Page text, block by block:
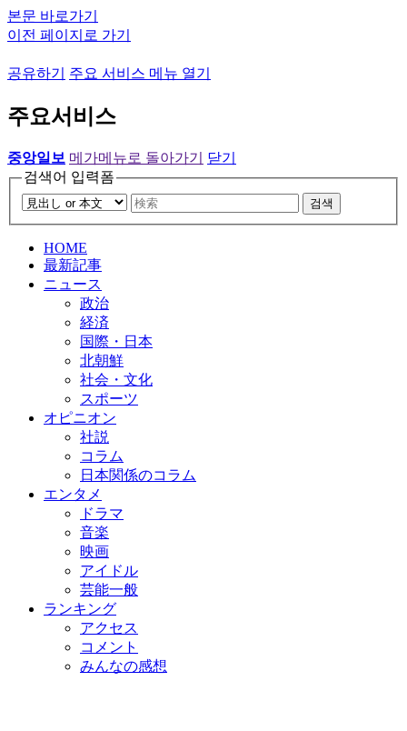
본문 바로가기
이전 페이지로 가기
공유하기 주요 서비스 메뉴 열기
주요서비스
중앙일보 메가메뉴로 돌아가기
닫기
검색어 입력폼
검색
HOME
最新記事
ニュース
政治
経済
国際・日本
北朝鮮
社会・文化
スポーツ
オピニオン
社説
コラム
日本関係のコラム
エンタメ
ドラマ
音楽
映画
アイドル
芸能一般
ランキング
アクセス
コメント
みんなの感想